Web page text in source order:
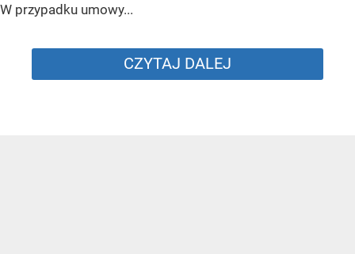
W przypadku umowy...
CZYTAJ DALEJ